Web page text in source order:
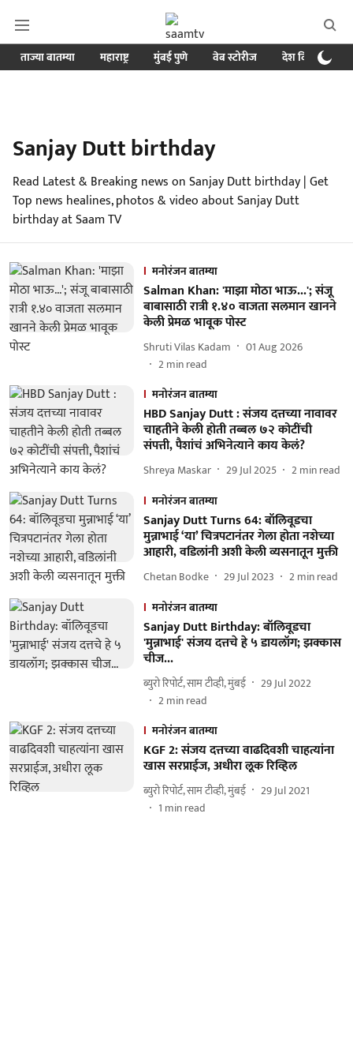
ताज्या बातम्या महाराष्ट्र मुंबई पुणे वेब स्टोरीज देश विदेश
Sanjay Dutt birthday
Read Latest & Breaking news on Sanjay Dutt birthday | Get
Top news healines, photos & video about Sanjay Dutt
birthday at Saam TV
मनोरंजन बातम्या
Salman Khan: 'माझा मोठा भाऊ...'; संजू
बाबासाठी रात्री १.४० वाजता सलमान खानने
केली प्रेमळ भावूक पोस्ट
Shruti Vilas Kadam
01 Aug 2026
2min read
मनोरंजन बातम्या
HBD Sanjay Dutt : संजय दत्तच्या नावावर
चाहतीने केली होती तब्बल ७२ कोटींची
संपत्ती, पैशांचं अभिनेत्याने काय केलं?
Shreya Maskar 29 Jul 2025 2min read
मनोरंजन बातम्या
Sanjay Dutt Turns 64: बॉलिवूडचा
मुन्नाभाई ‘या’ चित्रपटानंतर गेला होता नशेच्या
आहारी, वडिलांनी अशी केली व्यसनातून मुक्ती
Chetan Bodke 29 Jul 2023 2min read
मनोरंजन बातम्या
Sanjay Dutt Birthday: बॉलिवूडचा
'मुन्नाभाई' संजय दत्तचे हे ५ डायलॉग; झक्कास
चीज...
ब्युरो रिपोर्ट, साम टीव्ही, मुंबई
29 Jul 2022
2min read
मनोरंजन बातम्या
KGF 2: संजय दत्तच्या वाढदिवशी चाहत्यांना
खास सरप्राईज, अधीरा लूक रिव्हिल
ब्युरो रिपोर्ट, साम टीव्ही, मुंबई
29 Jul 2021
1 min read